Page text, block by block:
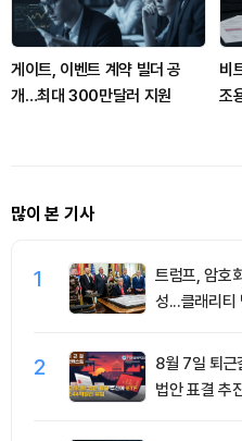
게이트, 이벤트 계약 빌더 공
개…최대 300만달러 지원
비
조
많이 본 기사
1
트럼프, 암호
성...클래리티
2
8월 7일 퇴근
법안 표결 추